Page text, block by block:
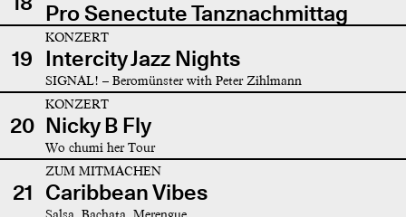
Pro Senectute Tanznachmittag
19
KONZERT
Intercity Jazz Nights
SIGNAL! – Beromünster with Peter Zihlmann
20
KONZERT
Nicky B Fly
Wo chumi her Tour
21
ZUM MITMACHEN
Caribbean Vibes